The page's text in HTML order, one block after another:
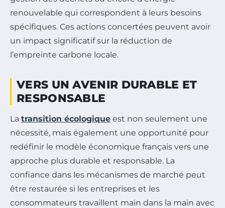
renouvelable qui correspondent à leurs besoins
spécifiques. Ces actions concertées peuvent avoir
un impact significatif sur la réduction de
l’empreinte carbone locale.
VERS UN AVENIR DURABLE ET
RESPONSABLE
La transition écologique est non seulement une
nécessité, mais également une opportunité pour
redéfinir le modèle économique français vers une
approche plus durable et responsable. La
confiance dans les mécanismes de marché peut
être restaurée si les entreprises et les
consommateurs travaillent main dans la main avec